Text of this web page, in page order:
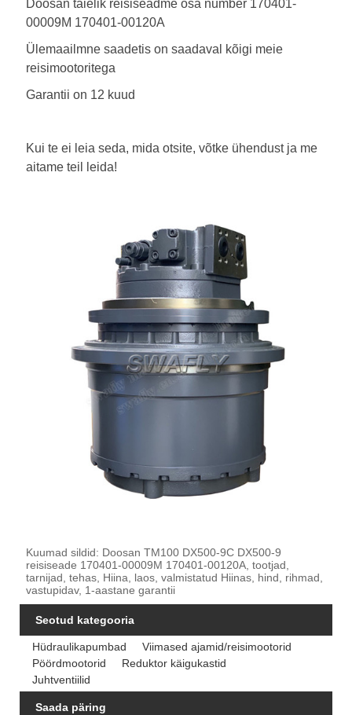
Doosan täielik reisiseadme osa number 170401-
00009M 170401-00120A
Ülemaailmne saadetis on saadaval kõigi meie
reisimootoritega
Garantii on 12 kuud
Kui te ei leia seda, mida otsite, võtke ühendust ja me
aitame teil leida!
Kuumad sildid: Doosan TM100 DX500-9C DX500-9
reisiseade 170401-00009M 170401-00120A, tootjad,
tarnijad, tehas, Hiina, laos, valmistatud Hiinas, hind, rihmad,
vastupidav, 1-aastane garantii
Seotud kategooria
Hüdraulikapumbad
Viimased ajamid/reisimootorid
Pöördmootorid
Reduktor käigukastid
Juhtventiilid
Saada päring